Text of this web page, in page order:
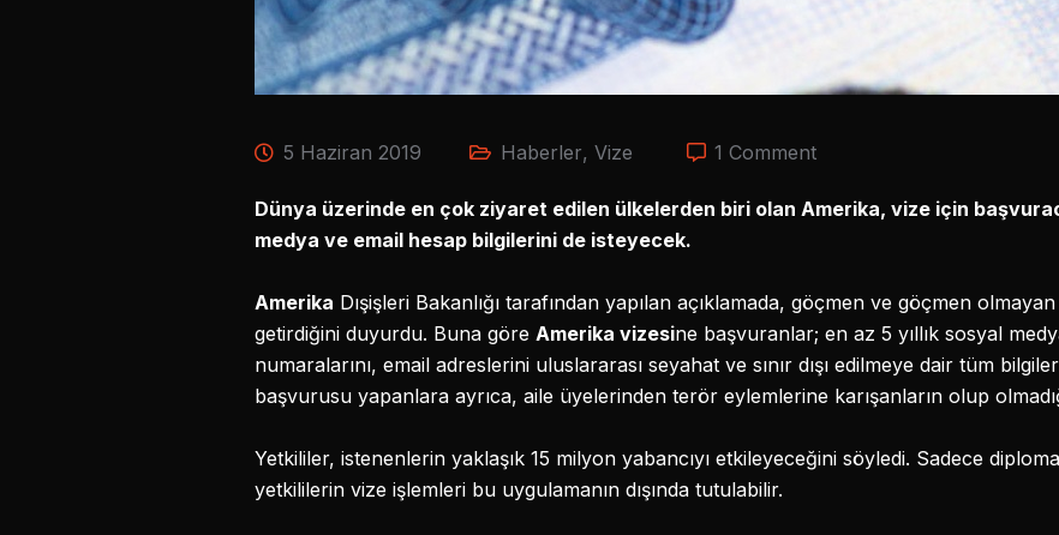
5 Haziran 2019 Haberler, Vize 1 Comment
Dünya üzerinde en çok ziyaret edilen ülkelerden biri olan Amerika, vize için
medya ve email hesap bilgilerini de isteyecek.
Amerika Dışişleri Bakanlığı tarafından yapılan açıklamada, göçmen ve göçmen
getirdiğini duyurdu. Buna göre Amerika vizesine başvuranlar; en az 5 yıllık sosyal
numaralarını, email adreslerini uluslararası seyahat ve sınır dışı edilmeye dair tüm
başvurusu yapanlara ayrıca, aile üyelerinden terör eylemlerine karışanların olup
Yetkililer, istenenlerin yaklaşık 15 milyon yabancıyı etkileyeceğini söyledi. Sadece
yetkililerin vize işlemleri bu uygulamanın dışında tutulabilir.